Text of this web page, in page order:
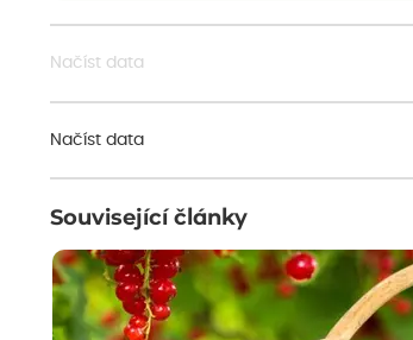
Načíst data
Načíst data
Související články